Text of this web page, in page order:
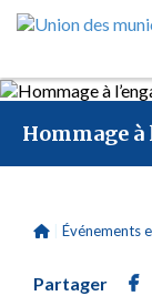
Hommage
Événements
Partager